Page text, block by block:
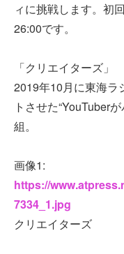
ィに挑戦します。初
26:00です。
「クリエイターズ」
2019年10月に東海ラ
トさせた“YouTuber
組。
画像1:
https://
7334_1.jpg
クリエイターズ